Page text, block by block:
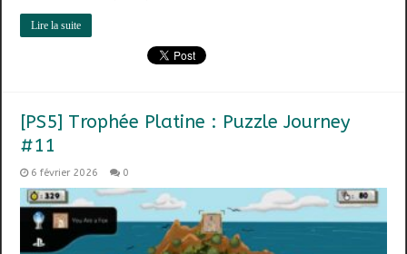
Lire la suite
[PS5] Trophée Platine : Puzzle Journey
#11
6 février 2026 0